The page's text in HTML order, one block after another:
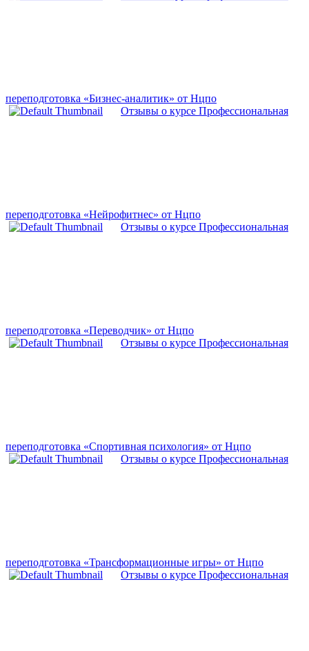
переподготовка «Бизнес-аналитик» от Нцпо
Отзывы о курсе Профессиональная
переподготовка «Нейрофитнес» от Нцпо
Отзывы о курсе Профессиональная
переподготовка «Переводчик» от Нцпо
Отзывы о курсе Профессиональная
переподготовка «Спортивная психология» от Нцпо
Отзывы о курсе Профессиональная
переподготовка «Трансформационные игры» от Нцпо
Отзывы о курсе Профессиональная